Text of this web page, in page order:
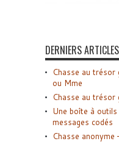
DERNIERS ARTICLES
Chasse au trésor
ou Mme
Chasse au trésor
Une boîte à
messages codés
Chasse